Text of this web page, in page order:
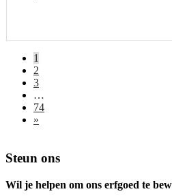
1
2
3
…
74
»
Footer
Steun ons
Wil je helpen om ons erfgoed te